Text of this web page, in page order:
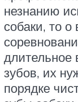
незнанию
собаки, то о
длительное
зубов, их
порядке